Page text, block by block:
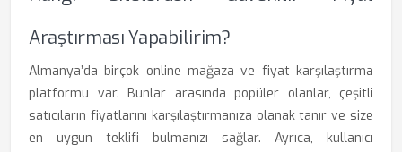
Araştırması Yapabilirim?
Almanya’da birçok online mağaza ve fiyat karşılaştırma
platformu var. Bunlar arasında popüler olanlar, çeşitli
satıcıların fiyatlarını karşılaştırmanıza olanak tanır ve size
en uygun teklifi bulmanızı sağlar. Ayrıca, kullanıcı